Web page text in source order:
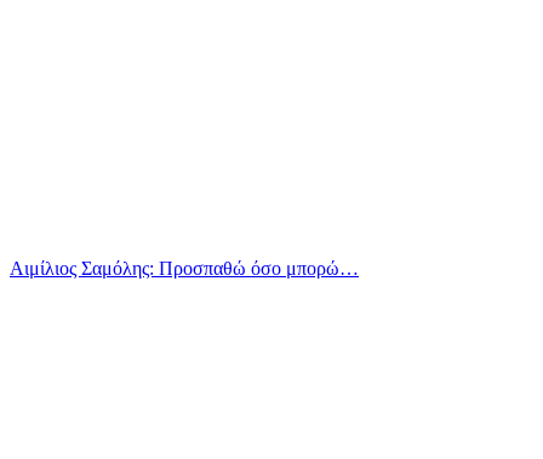
Αιμίλιος Σαμόλης: Προσπαθώ όσο μπορώ…